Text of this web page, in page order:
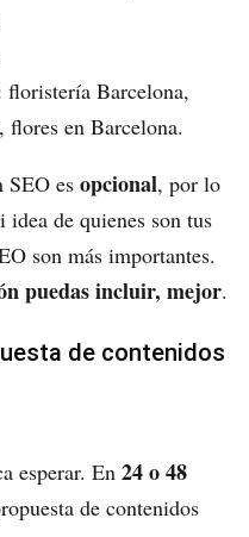
floristería Barcelona,
en Barcelona.
SEO es opcional, por lo
idea de quienes son tus
son más importantes.
puedas incluir, mejor.
de contenidos
esperar. En 24 o 48
de contenidos